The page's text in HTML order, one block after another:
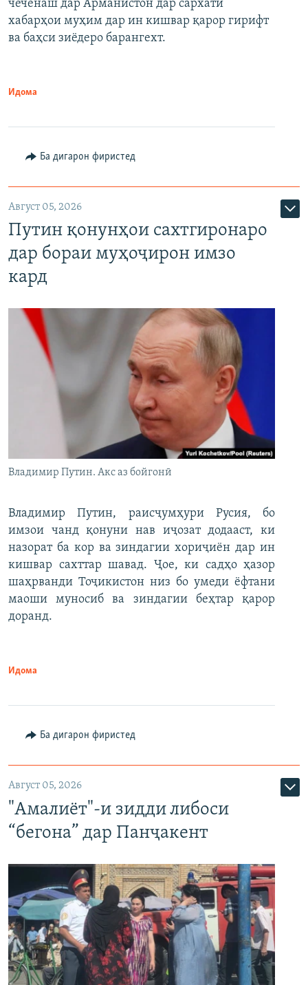
720p 1080p
чеченаш дар Арманистон дар сархати
хабарҳои муҳим дар ин кишвар қарор гирифт
ва баҳси зиёдеро барангехт.
Идома
Ба дигарон фиристед
Август 05, 2026
Путин қонунҳои сахтгиронаро
дар бораи муҳоҷирон имзо
кард
Владимир Путин. Акс аз бойгонӣ
Владимир Путин, раисҷумҳури Русия, бо
имзои чанд қонуни нав иҷозат додааст, ки
назорат ба кор ва зиндагии хориҷиён дар ин
кишвар сахттар шавад. Ҷое, ки садҳо ҳазор
шаҳрванди Тоҷикистон низ бо умеди ёфтани
маоши муносиб ва зиндагии беҳтар қарор
доранд.
Идома
Ба дигарон фиристед
Август 05, 2026
"Амалиёт"-и зидди либоси
“бегона” дар Панҷакент